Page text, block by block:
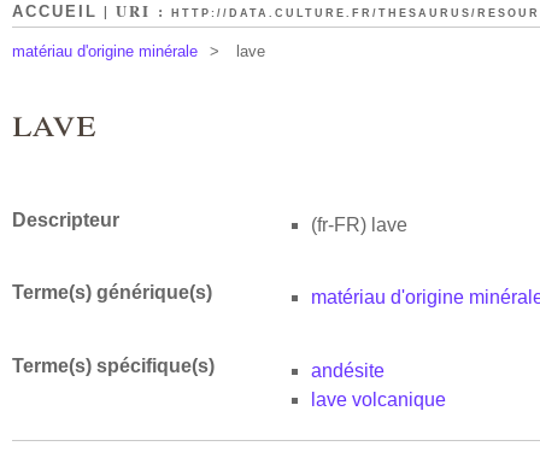
ACCUEIL | URI : HTTP://DATA.CULTURE.FR/THESAURUS/
matériau d'origine minérale > lave
lave
Descripteur (fr-FR) lave
Terme(s) générique(s) matériau d'origine
Terme(s) spécifique(s)
andésite
lave volcanique